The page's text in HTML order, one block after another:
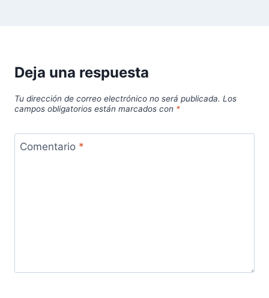
Deja una respuesta
Tu dirección de correo electrónico no será publicada. Los
campos obligatorios están marcados con *
Comentario *